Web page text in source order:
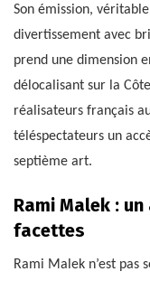
Son émission,
divertissement avec
prend une dimension
délocalisant sur la Côte
réalisateurs français
téléspectateurs un
septième art.
Rami Malek :
facettes
Rami Malek n’est pas